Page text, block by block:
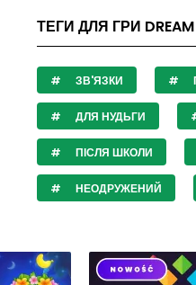
ТЕГИ ДЛЯ ГРИ DREAM
ЗВ'ЯЗКИ
ДЛЯ НУДЬГИ
ПІСЛЯ ШКОЛИ
НЕОДРУЖЕНИЙ